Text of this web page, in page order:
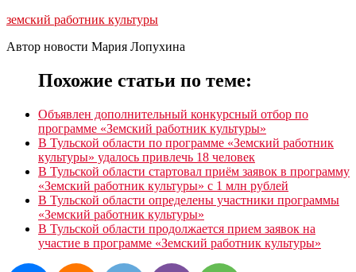
земский работник культуры
Автор новости Мария Лопухина
Похожие статьи по теме:
Объявлен дополнительный конкурсный отбор по
программе «Земский работник культуры»
В Тульской области по программе «Земский работник
культуры» удалось привлечь 18 человек
В Тульской области стартовал приём заявок в программу
«Земский работник культуры» с 1 млн рублей
В Тульской области определены участники программы
«Земский работник культуры»
В Тульской области продолжается прием заявок на
участие в программе «Земский работник культуры»